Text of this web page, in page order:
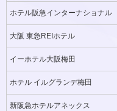
ホテル阪急インターナショナル
大阪 東急REIホテル
イーホテル大阪梅田
ホテル イルグランデ梅田
新阪急ホテルアネックス